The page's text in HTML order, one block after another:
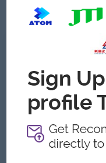
မည်သည့်ဘဏ်ခွဲမဆိုသွား
ကျွန်တော့်တို့ ဘာတွ
အကျိုးအမြတ်
Ferry
Overtime
Rewards
ထူးခြားချက်မျာ